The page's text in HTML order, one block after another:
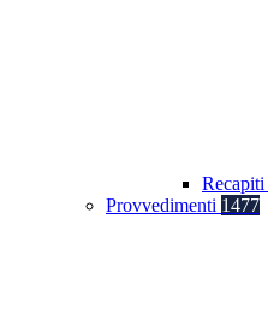
Provvedimenti 1477